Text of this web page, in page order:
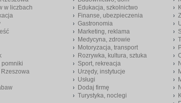
w liczbach
pomniki
Edukacja, szkolnictwo
Finanse, ubezpieczenia
Gastronomia
Marketing, reklama
Medycyna, zdrowie
Motoryzacja, transport
Rozrywka, kultura, sztuka
Sport, rekreacja
Urzędy, instytucje
Usługi
Dodaj firmę
Turystyka, noclegi